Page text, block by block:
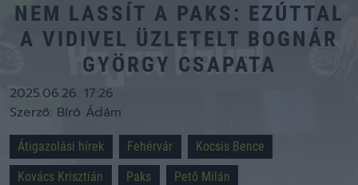
NEM LASSÍT A PAKS: EZÚTTAL
A VIDIVEL ÜZLETELT BOGNÁR
GYÖRGY CSAPATA
2025.06.26. 17:26
Szerző: Bíró Ádám
Átigazolási hírek Fehérvár
Kocsis Bence
Kovács Krisztián
Paks Pető Milán